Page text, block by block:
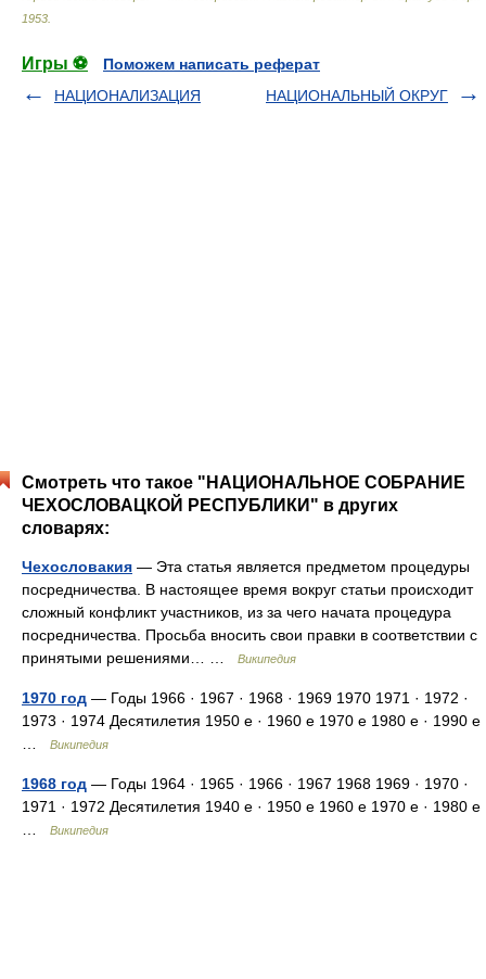
1953
Игры ⚽
Поможем написать реферат
НАЦИОНАЛИЗАЦИЯ
НАЦИОНАЛЬНЫЙ ОКРУГ
Смотреть что такое "НАЦИОНАЛЬНОЕ СОБРАНИЕ
ЧЕХОСЛОВАЦКОЙ РЕСПУБЛИКИ" в других
словарях:
Чехословакия — Эта статья является предметом процедуры
посредничества. В настоящее время вокруг статьи происходит
сложный конфликт участников, из за чего начата процедура
посредничества. Просьба вносить свои правки в соответствии с
принятыми решениями… …
Википедия
1970 год — Годы 1966 · 1967 · 1968 · 1969 1970 1971 · 1972 ·
1973 · 1974 Десятилетия 1950 е · 1960 е 1970 е 1980 е · 1990 е
Википедия
1968 год — Годы 1964 · 1965 · 1966 · 1967 1968 1969 · 1970 ·
1971 · 1972 Десятилетия 1940 е · 1950 е 1960 е 1970 е · 1980 е
Википедия